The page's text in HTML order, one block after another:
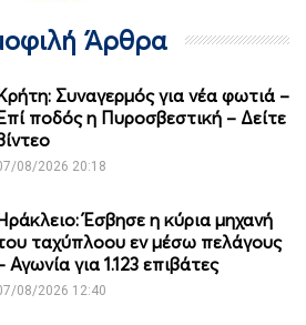
Άρθρα
Συναγερμός για νέα φωτιά –
ποδός η Πυροσβεστική – Δείτε
08/2026 20:18
Έσβησε η κύρια μηχανή
ταχύπλοου εν μέσω πελάγους
Αγωνία για 1.123 επιβάτες
08/2026 12:40